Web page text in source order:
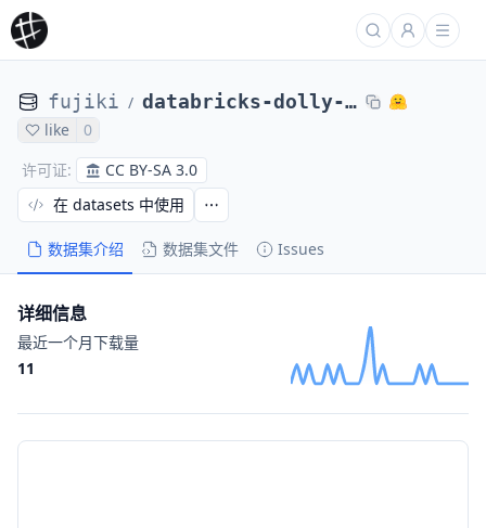
fujiki / databricks-dolly-15k-ja-reformat-v1
like
0
许可证: CC BY-SA 3.0
数据集介绍 数据集文件 Issues
在 datasets 中使用
详细信息
最近一个月下载量
11